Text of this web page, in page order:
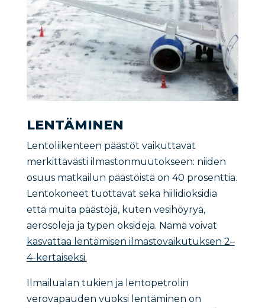
LENTÄMINEN
Lentoliikenteen päästöt vaikuttavat
merkittävästi ilmastonmuutokseen: niiden
osuus matkailun päästöistä on 40 prosenttia.
Lentokoneet tuottavat sekä hiilidioksidia
että muita päästöjä, kuten vesihöyryä,
aerosoleja ja typen oksideja. Nämä voivat
kasvattaa lentämisen ilmastovaikutuksen 2–
4-kertaiseksi.
Ilmailualan tukien ja lentopetrolin
verovapauden vuoksi lentäminen on